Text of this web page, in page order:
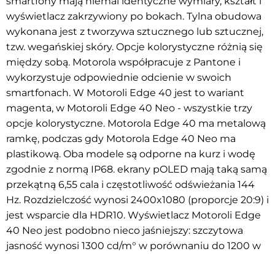
wyświetlacz zakrzywiony po bokach. Tylna obudowa
wykonana jest z tworzywa sztucznego lub sztucznej,
tzw. wegańskiej skóry. Opcje kolorystyczne różnią się
między sobą. Motorola współpracuje z Pantone i
wykorzystuje odpowiednie odcienie w swoich
smartfonach. W Motoroli Edge 40 jest to wariant
magenta, w Motoroli Edge 40 Neo - wszystkie trzy
opcje kolorystyczne. Motorola Edge 40 ma metalową
ramkę, podczas gdy Motorola Edge 40 Neo ma
plastikową. Oba modele są odporne na kurz i wodę
zgodnie z normą IP68. ekrany pOLED mają taką samą
przekątną 6,55 cala i częstotliwość odświeżania 144
Hz. Rozdzielczość wynosi 2400x1080 (proporcje 20:9) i
jest wsparcie dla HDR10. Wyświetlacz Motoroli Edge
40 Neo jest podobno nieco jaśniejszy: szczytowa
jasność wynosi 1300 cd/m° w porównaniu do 1200 w